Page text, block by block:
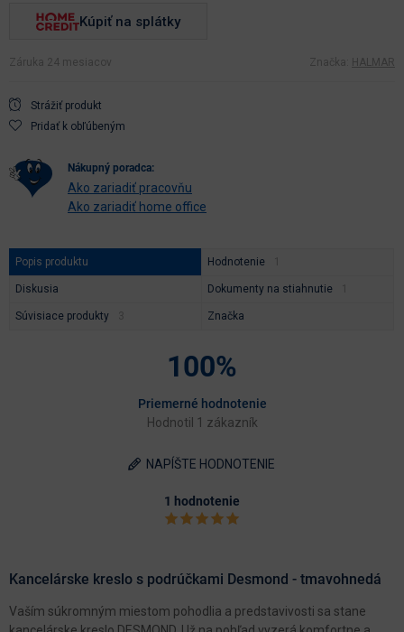
Kúpiť na splátky
Záruka 24 mesiacov Značka: HALMAR
Strážiť produkt
Pridať k obľúbeným
nákupný poradca:
Ako zariadiť pracovňu
Ako zariadiť home office
Popis produktu Hodnotenie
Diskusia Dokumenty na stiahnutie
Súvisiace produkty Značka
100%
Priemerné hodnotenie
Hodnotil 1 zákazník
NAPÍŠTE HODNOTENIE
1 hodnotenie
Kancelárske kreslo s podrúčkami Desmond - tmavohnedá
Vaším súkromným miestom pohodlia a predstavivosti sa stane